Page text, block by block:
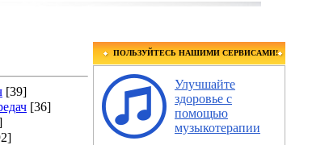
[39]
[36]
ПОЛЬЗУЙТЕСЬ НАШИМИ СЕРВИСАМИ!
Улучшайте
здоровье с
помощью
музыкотерапии